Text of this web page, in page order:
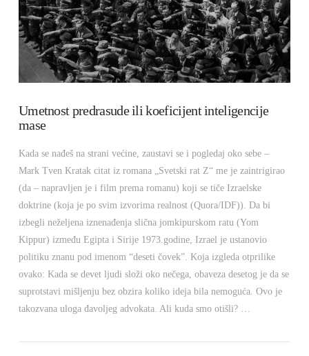
VIEW POST
Umetnost predrasude ili koeficijent inteligencije
mase
Kada se nađeš na strani većine, zaustavi se i pogledaj oko sebe –
Mark Tven Kratak citat iz romana „Svetski rat Z“ me je zaintrigirao
(da – napravljen je i film prema romanu) koji se tiče Izraelske
doktrine (koja je po svim izvorima realnost (Quora/IDF)). Da bi
izbegli neželjena iznenađenja slična jomkipurskom ratu (Yom
Kippur) između Egipta i Sirije 1973.godine, Izrael je ustanovio
politiku znanu pod imenom “deseti čovek”. Koja izgleda otprilike
ovako: Kada se devet ljudi složi oko nečega, obaveza desetog je da se
suprotstavi mišljenju bez obzira koliko ideja bila nemoguća. Ovo je
takozvana uloga đavoljeg advokata. Ali kuda smo otišli? …